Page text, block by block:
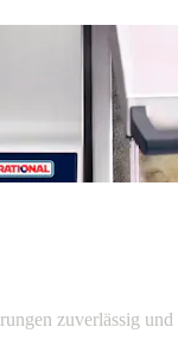
zuverlässig